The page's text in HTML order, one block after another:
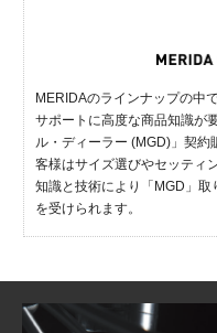
MERIDAのラインナップの中
サポートに高度な商品知識が
ル・ディーラー (MGD)」契
客様はサイズ選びやセッティ
知識と技術により「MGD」取
を受けられます。